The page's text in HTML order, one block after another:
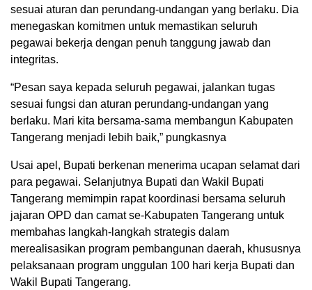
sesuai aturan dan perundang-undangan yang berlaku. Dia
menegaskan komitmen untuk memastikan seluruh
pegawai bekerja dengan penuh tanggung jawab dan
integritas.
“Pesan saya kepada seluruh pegawai, jalankan tugas
sesuai fungsi dan aturan perundang-undangan yang
berlaku. Mari kita bersama-sama membangun Kabupaten
Tangerang menjadi lebih baik,” pungkasnya
Usai apel, Bupati berkenan menerima ucapan selamat dari
para pegawai. Selanjutnya Bupati dan Wakil Bupati
Tangerang memimpin rapat koordinasi bersama seluruh
jajaran OPD dan camat se-Kabupaten Tangerang untuk
membahas langkah-langkah strategis dalam
merealisasikan program pembangunan daerah, khususnya
pelaksanaan program unggulan 100 hari kerja Bupati dan
Wakil Bupati Tangerang.